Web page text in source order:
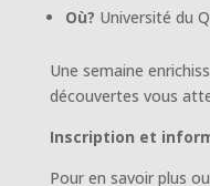
Où? Université du
Une semaine
découvertes vous
Inscription et
Pour en savoir plus